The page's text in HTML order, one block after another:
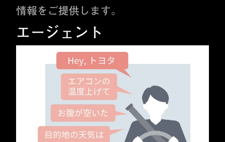
情報をご提供します。
エージェント